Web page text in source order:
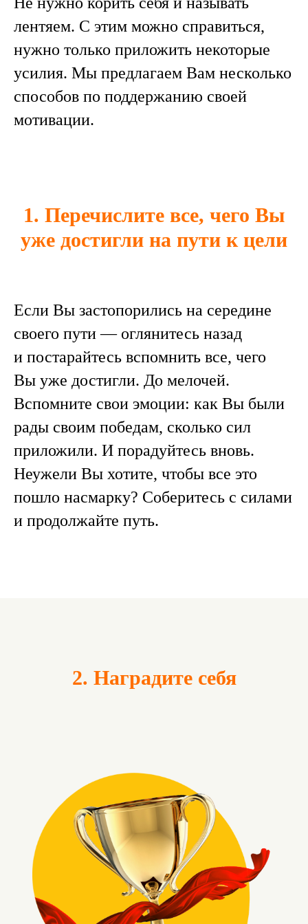
лентяем. С этим можно справиться,
нужно только приложить некоторые
усилия. Мы предлагаем Вам несколько
способов по поддержанию своей
мотивации.
1. Перечислите все, чего Вы
уже достигли на пути к цели
Если Вы застопорились на середине
своего пути — оглянитесь назад
и постарайтесь вспомнить все, чего
Вы уже достигли. До мелочей.
Вспомните свои эмоции: как Вы были
рады своим победам, сколько сил
приложили. И порадуйтесь вновь.
Неужели Вы хотите, чтобы все это
пошло насмарку? Соберитесь с силами
и продолжайте путь.
2. Наградите себя